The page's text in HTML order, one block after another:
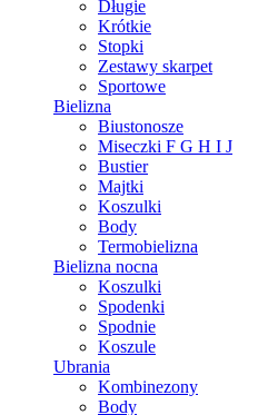
Długie
Krótkie
Stopki
Zestawy skarpet
Sportowe
Bielizna
Biustonosze
Miseczki F G H I J
Bustier
Majtki
Koszulki
Body
Termobielizna
Bielizna nocna
Koszulki
Spodenki
Spodnie
Koszule
Ubrania
Kombinezony
Body